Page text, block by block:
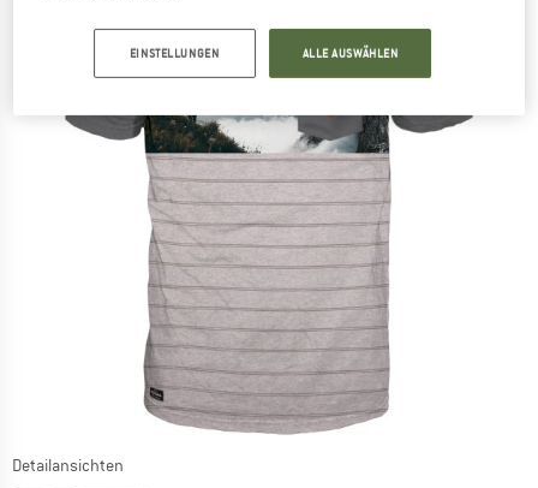
Detailansichten
EINSTELLUNGEN ALLE AUSWÄHLEN